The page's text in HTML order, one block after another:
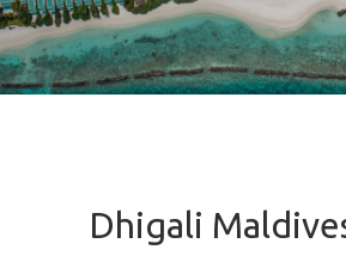
Dhigali